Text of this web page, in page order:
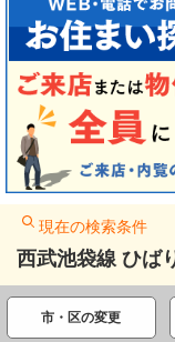
現在の検索条件
西武池袋線 ひば
市・区の変更